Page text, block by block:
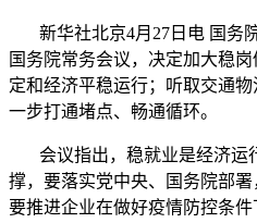
新华社北京4月27日电 国务
国务院常务会议，决定加大稳
定和经济平稳运行；听取交通
一步打通堵点、畅通循环。
会议指出，稳就业是经济运
撑，要落实党中央、国务院部
要推进企业在做好疫情防控条